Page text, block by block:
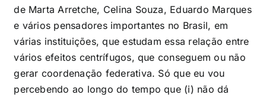
de Marta Arretche, Celina Souza, Eduardo Marques
e vários pensadores importantes no Brasil, em
várias instituições, que estudam essa relação entre
vários efeitos centrífugos, que conseguem ou não
gerar coordenação federativa. Só que eu vou
percebendo ao longo do tempo que (i) não dá